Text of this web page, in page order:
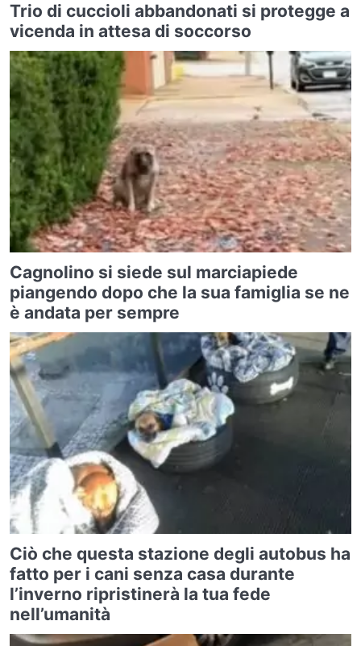
Trio di cuccioli abbandonati si protegge a
vicenda in attesa di soccorso
Cagnolino si siede sul marciapiede
piangendo dopo che la sua famiglia se ne
è andata per sempre
Ciò che questa stazione degli autobus ha
fatto per i cani senza casa durante
l’inverno ripristinerà la tua fede
nell’umanità